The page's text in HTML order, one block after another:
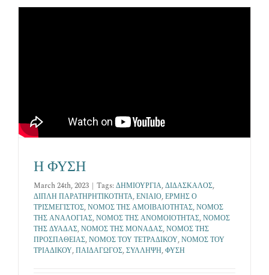
Η ΦΥΣΗ
March 24th, 2023 | Tags: ΔΗΜΙΟΥΡΓΙΑ,ΔΙΔΑΣΚΑΛΟΣ,
ΔΙΠΛΗ ΠΑΡΑΤΗΡΗΤΙΚΟΤΗΤΑ,ΕΝΙΑΙΟ,ΕΡΜΗΣ Ο
ΤΡΙΣΜΕΓΙΣΤΟΣ,ΝΟΜΟΣ ΤΗΣ ΑΜΟΙΒΑΙΟΤΗΤΑΣ,ΝΟΜΟΣ
ΤΗΣ ΑΝΑΛΟΓΙΑΣ,ΝΟΜΟΣ ΤΗΣ ΑΝΟΜΟΙΟΤΗΤΑΣ,ΝΟΜΟΣ
ΤΗΣ ΔΥΑΔΑΣ,ΝΟΜΟΣ ΤΗΣ ΜΟΝΑΔΑΣ,ΝΟΜΟΣ ΤΗΣ
ΠΡΟΣΠΑΘΕΙΑΣ,ΝΟΜΟΣ ΤΟΥ ΤΕΤΡΑΔΙΚΟΥ,ΝΟΜΟΣ ΤΟΥ
ΤΡΙΑΔΙΚΟΥ,ΠΑΙΔΑΓΩΓΟΣ,ΣΥΛΛΗΨΗ,ΦΥΣΗ